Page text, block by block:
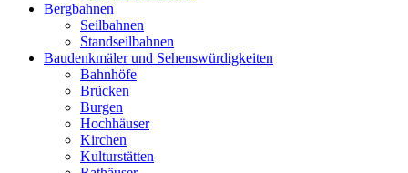
Bergbahnen
Seilbahnen
Standseilbahnen
Baudenkmäler und Sehenswürdigkeiten
Bahnhöfe
Brücken
Burgen
Hochhäuser
Kirchen
Kulturstätten